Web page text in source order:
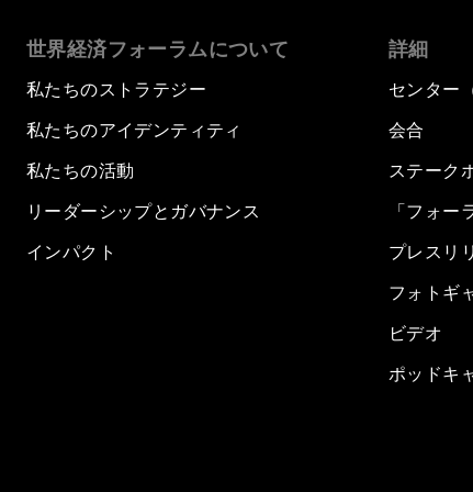
世界経済フォーラムについて
私たちのストラテジー
私たちのアイデンティティ
私たちの活動
リーダーシップとガバナンス
インパクト
詳細
センター
会合
ステーク
「フォー
プレスリ
フォトギ
ビデオ
ポッドキ